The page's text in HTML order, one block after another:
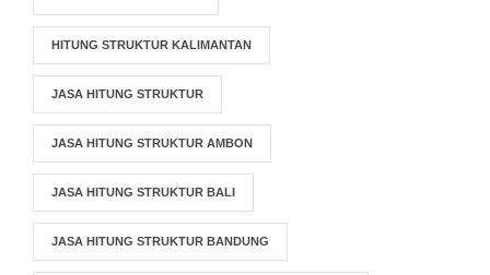
HITUNG STRUKTUR KALIMANTAN
JASA HITUNG STRUKTUR
JASA HITUNG STRUKTUR AMBON
JASA HITUNG STRUKTUR BALI
JASA HITUNG STRUKTUR BANDUNG